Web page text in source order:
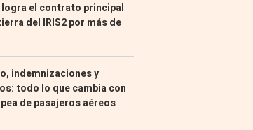
el contrato principal
del IRIS2 por más de
indemnizaciones y
todo lo que cambia con
de pasajeros aéreos